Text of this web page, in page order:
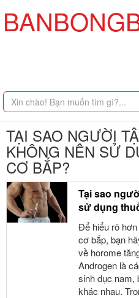
TẠI SAO NGƯỜI
KHÔNG NÊN SỬ
CƠ BẮP?
Tại sao
sử dụng
Để hiểu rõ hơn
cơ bắp, bạn
về horome
Androgen là
sinh dục nam,
khác nhau.